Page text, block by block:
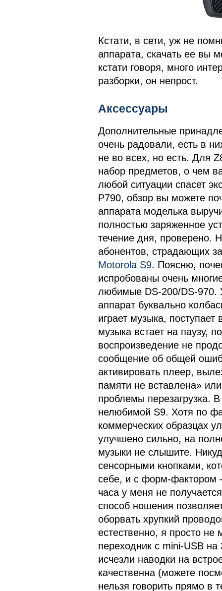
Кстати, в сети, уж не
аппарата, скачать ее вы
кстати говоря, много
разборки, он непрост.
Аксессуары
Дополнительные
очень радовали, есть в
не во всех, но есть. Для
набор предметов, о чем
любой ситуации спасет
P790, обзор вы можете
аппарата моделька
полностью заряженное
течение дня, проверено.
абонентов, страдающих
Motorola S9. Поясню,
испробованы очень
любимые DS-200/DS-970.
аппарат буквально
играет музыка,
музыка встает на паузу,
воспроизведение не
сообщение об общей
активировать плеер,
памяти не вставлена»
проблемы перезагрузка.
нелюбимой S9. Хотя по
коммерческих образцах
улучшено сильно, на
музыки не слышите.
сенсорными кнопками,
себе, и с форм-фактором
часа у меня не
способ ношения
оборвать хрупкий
естественно, я просто
переходник c mini-USB
исчезли наводки на
качественна (можете
нельзя говорить прямо в